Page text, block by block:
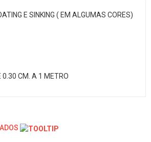
E SINKING ( EM ALGUMAS CORES)
0.30 CM. A 1 METRO